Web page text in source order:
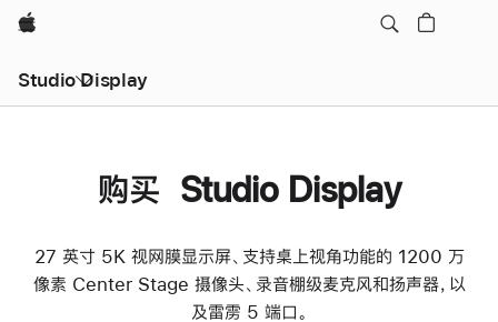
Apple
Studio Display
购买 Studio Display
27 英寸 5K 视网膜显示屏、支持桌上视角功能的 1200 万
像素 Center Stage 摄像头、录音棚级麦克风和扬声器，以
及雷雳 5 端口。